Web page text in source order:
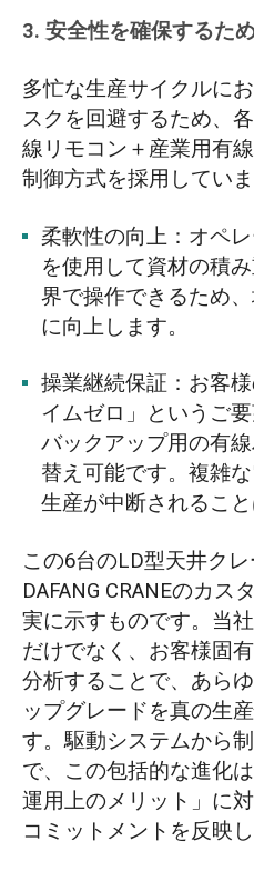
3. 安全性を確保するた
多忙な生産サイクルに
スクを回避するため、
線リモコン＋産業用有
制御方式を採用していま
柔軟性の向上：オペ
を使用して資材の積
界で操作できるため
に向上します。
操業継続保証：お客
イムゼロ」というご
バックアップ用の有
替え可能です。複雑
生産が中断されること
この6台のLD型天井クレ
DAFANG CRANEのカ
実に示すものです。当
だけでなく、お客様固
分析することで、あら
ップグレードを真の生
す。駆動システムから
で、この包括的な進化
運用上のメリット」に
コミットメントを反映し